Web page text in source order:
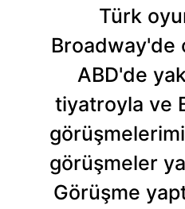
Türk
Broadway'de
ABD'de
tiyatroyla ve
görüşmeler
Görüşme